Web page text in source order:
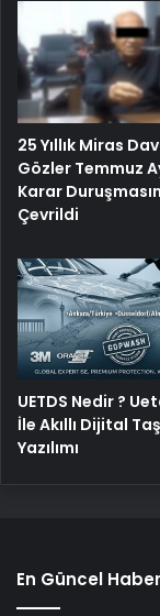
25 Yıllık Miras
Gözler Temmuz
Karar
Çevrildi
UETDS Nedir ?
İle Akıllı Dijital
Yazılımı
En Güncel